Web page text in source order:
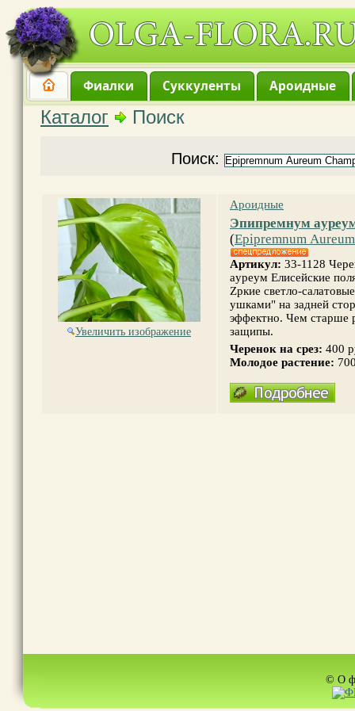
Фиалки Суккуленты Ароидные
Каталог Поиск
Поиск:
Увеличить изображение
Ароидные
Эпипрeмнум
(Еpipremnum
Артикул: 33-1128
aурeум Елиcейcкиe
Zркие светло-
ушками" на задней
эффектно. Чем старше
защипы.
Черенок на срез: 400
Молодое растение:
© О